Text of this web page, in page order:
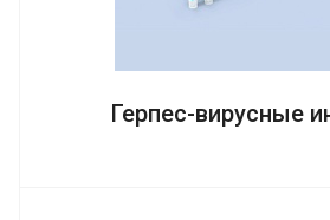
Герпес-вирусные